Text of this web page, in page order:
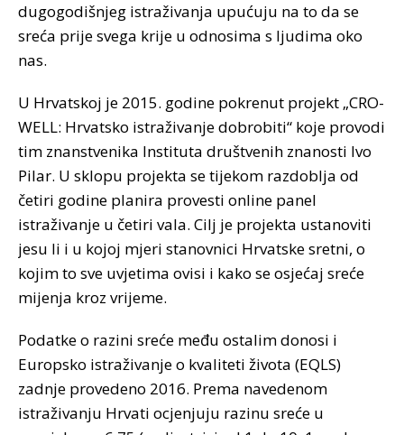
dugogodišnjeg istraživanja upućuju na to da se
sreća prije svega krije u odnosima s ljudima oko
nas.
U Hrvatskoj je 2015. godine pokrenut projekt „CRO-
WELL: Hrvatsko istraživanje dobrobiti“ koje provodi
tim znanstvenika Instituta društvenih znanosti Ivo
Pilar. U sklopu projekta se tijekom razdoblja od
četiri godine planira provesti online panel
istraživanje u četiri vala. Cilj je projekta ustanoviti
jesu li i u kojoj mjeri stanovnici Hrvatske sretni, o
kojim to sve uvjetima ovisi i kako se osjećaj sreće
mijenja kroz vrijeme.
Podatke o razini sreće među ostalim donosi i
Europsko istraživanje o kvaliteti života (EQLS)
zadnje provedeno 2016. Prema navedenom
istraživanju Hrvati ocjenjuju razinu sreće u